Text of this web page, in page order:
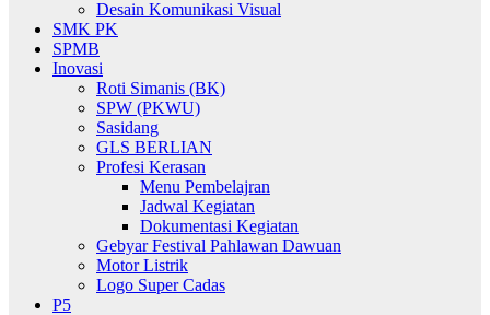
Desain Komunikasi Visual
SMK PK
SPMB
Inovasi
Roti Simanis (BK)
SPW (PKWU)
Sasidang
GLS BERLIAN
Profesi Kerasan
Menu Pembelajran
Jadwal Kegiatan
Dokumentasi Kegiatan
Gebyar Festival Pahlawan Dawuan
Motor Listrik
Logo Super Cadas
P5